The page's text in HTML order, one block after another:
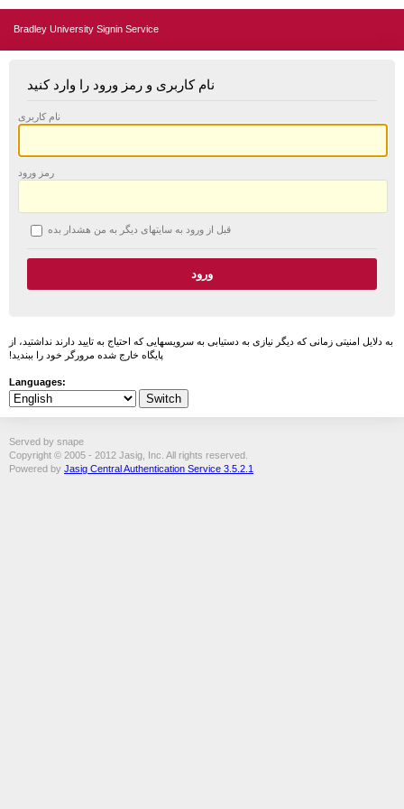
Bradley University Signin Service
نام کاربری و رمز ورود را وارد کنید
نام کاربری
رمز ورود
قبل از ورود به سایتهای دیگر به من هشدار بده
به دلایل امنیتی زمانی که دیگر نیازی به دستیابی به سرویسهایی که احتیاج به تایید دارند نداشتید، از
پایگاه خارج شده مرورگر خود را ببندید!
Languages:
Served by snape
Copyright © 2005 - 2012 Jasig, Inc. All rights reserved.
Powered by Jasig Central Authentication Service 3.5.2.1